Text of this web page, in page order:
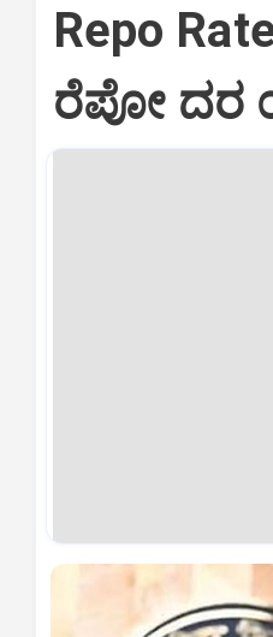
Repo
ರೆಪೋ ದರ